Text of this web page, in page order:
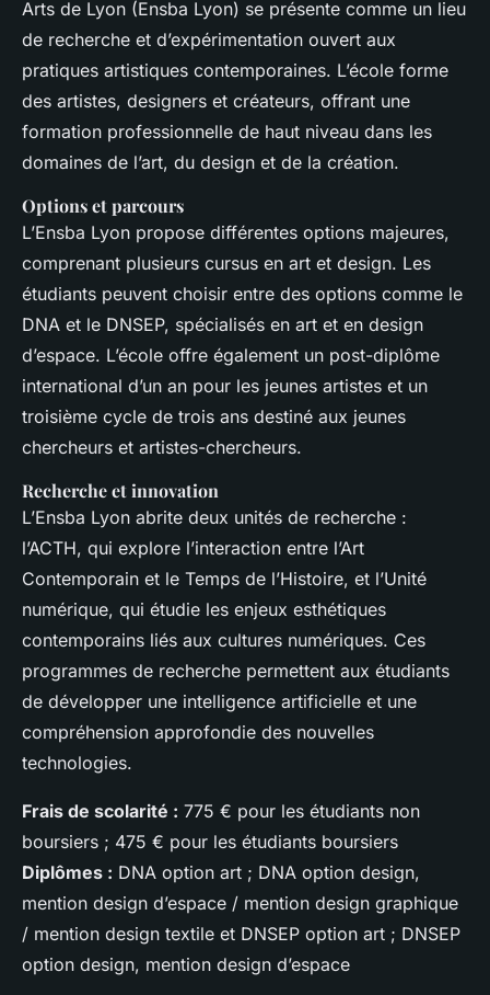
Arts de Lyon (Ensba Lyon) se présente comme un lieu
de recherche et d’expérimentation ouvert aux
pratiques artistiques contemporaines. L’école forme
des artistes, designers et créateurs, offrant une
formation professionnelle de haut niveau dans les
domaines de l’art, du design et de la création.
Options et parcours
L’Ensba Lyon propose différentes options majeures,
comprenant plusieurs cursus en art et design. Les
étudiants peuvent choisir entre des options comme le
DNA et le DNSEP, spécialisés en art et en design
d’espace. L’école offre également un post-diplôme
international d’un an pour les jeunes artistes et un
troisième cycle de trois ans destiné aux jeunes
chercheurs et artistes-chercheurs.
Recherche et innovation
L’Ensba Lyon abrite deux unités de recherche :
l’ACTH, qui explore l’interaction entre l’Art
Contemporain et le Temps de l’Histoire, et l’Unité
numérique, qui étudie les enjeux esthétiques
contemporains liés aux cultures numériques. Ces
programmes de recherche permettent aux étudiants
de développer une intelligence artificielle et une
compréhension approfondie des nouvelles
technologies.
Frais de scolarité : 775 € pour les étudiants non
boursiers ; 475 € pour les étudiants boursiers
Diplômes : DNA option art ; DNA option design,
mention design d’espace / mention design graphique
/ mention design textile et DNSEP option art ; DNSEP
option design, mention design d’espace